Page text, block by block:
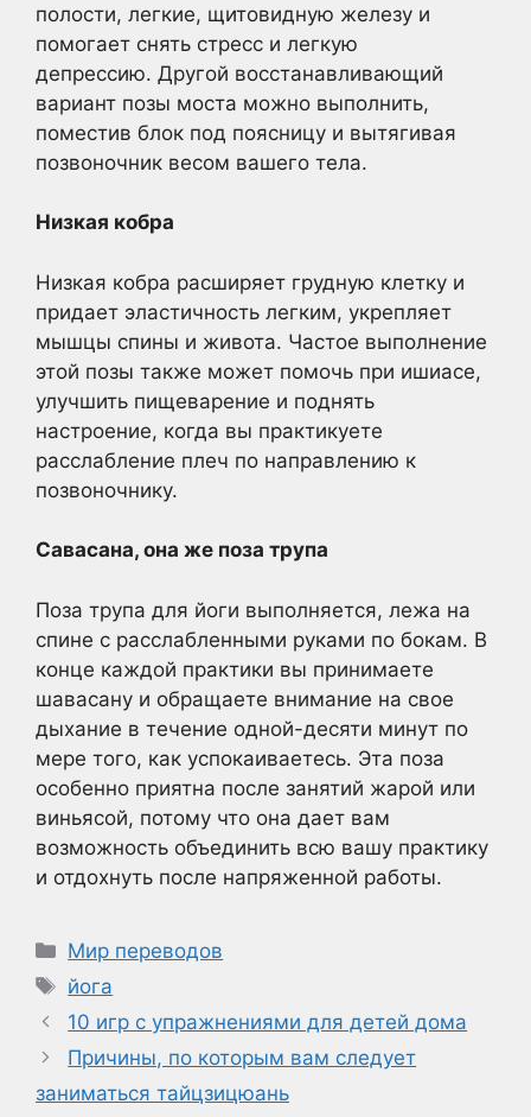
полости, легкие, щитовидную железу и
помогает снять стресс и легкую
депрессию. Другой восстанавливающий
вариант позы моста можно выполнить,
поместив блок под поясницу и вытягивая
позвоночник весом вашего тела.
Низкая кобра
Низкая кобра расширяет грудную клетку и
придает эластичность легким, укрепляет
мышцы спины и живота. Частое выполнение
этой позы также может помочь при ишиасе,
улучшить пищеварение и поднять
настроение, когда вы практикуете
расслабление плеч по направлению к
позвоночнику.
Савасана, она же поза трупа
Поза трупа для йоги выполняется, лежа на
спине с расслабленными руками по бокам. В
конце каждой практики вы принимаете
шавасану и обращаете внимание на свое
дыхание в течение одной-десяти минут по
мере того, как успокаиваетесь. Эта поза
особенно приятна после занятий жарой или
виньясой, потому что она дает вам
возможность объединить всю вашу практику
и отдохнуть после напряженной работы.
Рубрики
Мир переводов
Метки
йога
10 игр с упражнениями для детей дома
Причины, по которым вам следует
заниматься тайцзицюань